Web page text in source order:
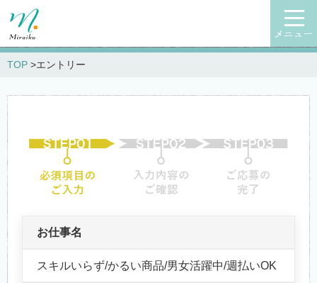
メニュー
TOP エントリー
お仕事名
スキルいらず/かるい商品/男女活躍中/週払いOK